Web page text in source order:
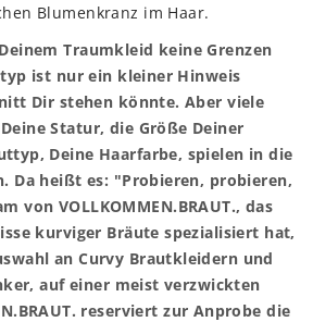
Blumenkranz im Haar.
Traumkleid keine Grenzen
ist nur ein kleiner Hinweis
Dir stehen könnte. Aber viele
Statur, die Größe Deiner
Deine Haarfarbe, spielen in die
Da heißt es: "Probieren, probieren,
von VOLLKOMMEN.BRAUT., das
kurviger Bräute spezialisiert hat,
an Curvy Brautkleidern und
auf einer meist verzwickten
reserviert zur Anprobe die